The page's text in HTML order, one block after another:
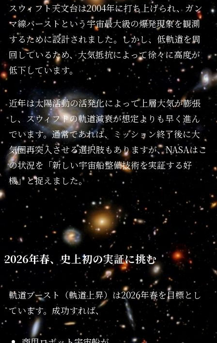
スウィフト天文台は2004年に打ち上げられ、ガン
マ線バーストという宇宙最大級の爆発現象を観測
するために設計されました。しかし、低軌道を周
回しているため、大気抵抗によって徐々に高度が
低下しています。
近年は太陽活動の活発化によって上層大気が膨張
し、スウィフトの軌道減衰が想定よりも早く進ん
でいます。通常であれば、ミッション終了後に大
気圏再突入させる選択肢もありますが、NASAはこ
の状況を「新しい宇宙船整備技術を実証する好
機」と捉えました。
2026年春、史上初の実証に挑む
軌道ブースト（軌道上昇）は2026年春を目標とし
ています。成功すれば、